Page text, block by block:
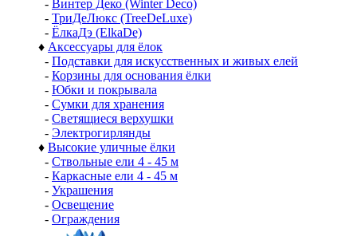
- Винтер Деко (Winter Deco)
- ТриДеЛюкс (TreeDeLuxe)
- ЁлкаДэ (ElkaDe)
♦ Аксессуары для ёлок
- Подставки для искусственных и живых елей
- Корзины для основания ёлки
- Юбки и покрывала
- Сумки для хранения
- Светящиеся верхушки
- Электрогирлянды
♦ Высокие уличные ёлки
- Ствольные ели 4 - 45 м
- Каркасные ели 4 - 45 м
- Украшения
- Освещение
- Ограждения